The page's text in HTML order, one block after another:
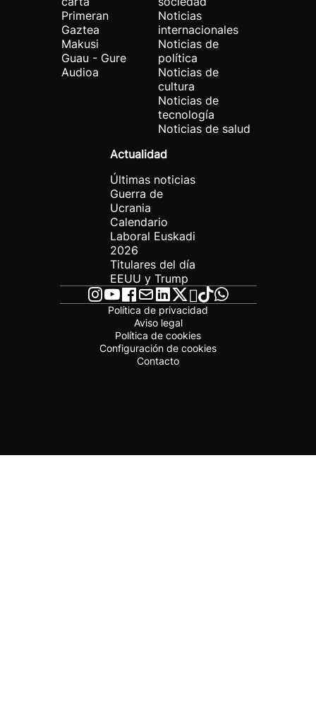
Primeran
Gaztea
Makusi
Guau - Gure
Audioa
Noticias
internacionales
Noticias de
política
Noticias de
cultura
Noticias de
tecnología
Noticias de salud
Actualidad
Últimas noticias
Guerra de
Ucrania
Calendario
Laboral Euskadi
2026
Titulares del día
EEUU y Trump
Política de privacidad
Aviso legal
Política de cookies
Configuración de cookies
Contacto